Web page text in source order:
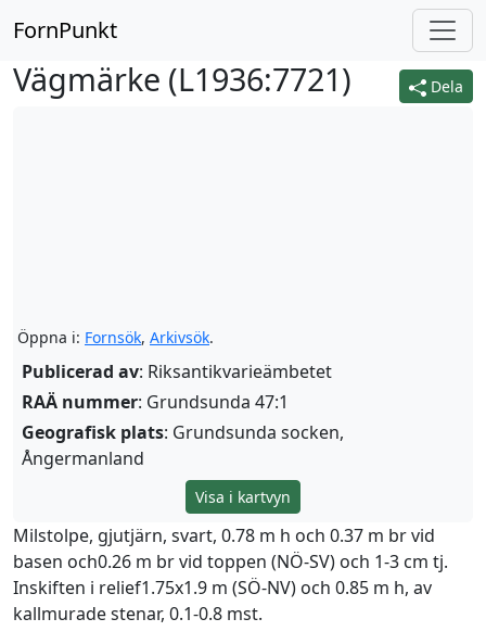
FornPunkt
Dela
Vägmärke (L1936:7721)
Öppna i: Fornsök, Arkivsök.
Publicerad av: Riksantikvarieämbetet
RAÄ nummer: Grundsunda 47:1
Geografisk plats: Grundsunda socken,
Ångermanland
Visa i kartvyn
Milstolpe, gjutjärn, svart, 0.78 m h och 0.37 m br vid
basen och0.26 m br vid toppen (NÖ-SV) och 1-3 cm tj.
Inskiften i relief1.75x1.9 m (SÖ-NV) och 0.85 m h, av
kallmurade stenar, 0.1-0.8 mst.